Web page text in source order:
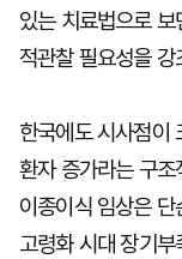
있는 치료법으로
적관찰 필요성을 강
한국에도 시사점이
환자 증가라는 구
이종이식 임상은 단
고령화 시대 장기